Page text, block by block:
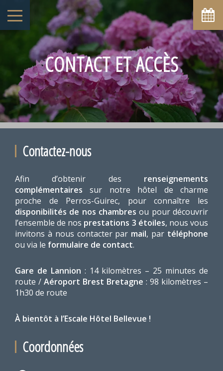
CONTACT ET ACCÈS
Contactez-nous
Afin d’obtenir des renseignements
complémentaires sur notre hôtel de charme
proche de Perros-Guirec, pour connaître les
disponibilités de nos chambres ou pour découvrir
l’ensemble de nos prestations 3 étoiles, nous vous
invitons à nous contacter par mail, par téléphone
ou via le formulaire de contact.
Gare de Lannion : 14 kilomètres – 25 minutes de
route / Aéroport Brest Bretagne : 98 kilomètres –
1h30 de route
À bientôt à l’Escale Hôtel Bellevue !
Coordonnées